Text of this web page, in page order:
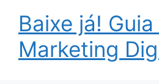
Baixe já!
Marketing